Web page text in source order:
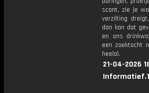
scant, zie je
verzilting
dan kan dat
en ons
een zoektocht
heelal.
21-04-2026